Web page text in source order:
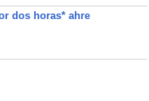
dos horas* ahre